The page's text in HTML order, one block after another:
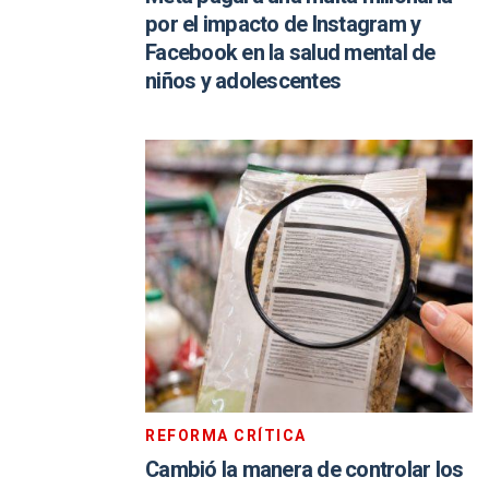
por el impacto de Instagram y
Facebook en la salud mental de
niños y adolescentes
REFORMA CRÍTICA
Cambió la manera de controlar los